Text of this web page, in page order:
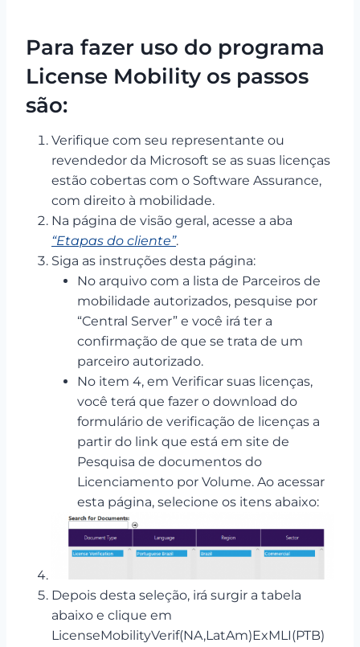
Para fazer uso do programa
License Mobility os passos
são:
Verifique com seu representante ou
revendedor da Microsoft se as suas licenças
estão cobertas com o Software Assurance,
com direito à mobilidade.
Na página de visão geral, acesse a aba
“Etapas do cliente”.
Siga as instruções desta página:
No arquivo com a lista de Parceiros de
mobilidade autorizados, pesquise por
“Central Server” e você irá ter a
confirmação de que se trata de um
parceiro autorizado.
No item 4, em Verificar suas licenças,
você terá que fazer o download do
formulário de verificação de licenças a
partir do link que está em site de
Pesquisa de documentos do
Licenciamento por Volume. Ao acessar
esta página, selecione os itens abaixo:
Depois desta seleção, irá surgir a tabela
abaixo e clique em
LicenseMobilityVerif(NA,LatAm)ExMLI(PTB)